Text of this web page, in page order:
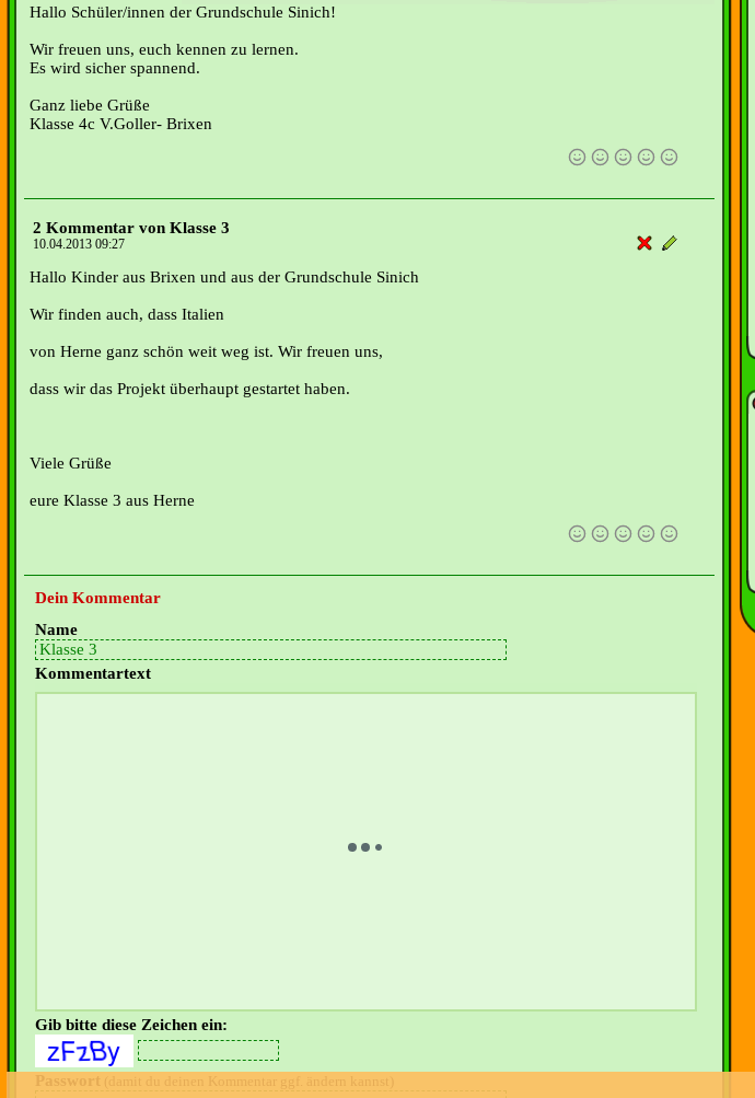
Hallo Schüler/innen der Grundschule Sinich!
Wir freuen uns, euch kennen zu lernen.
Es wird sicher spannend.
Ganz liebe Grüße
Klasse 4c V.Goller- Brixen
2 Kommentar von Klasse 3
10.04.2013 09:27
Hallo Kinder aus Brixen und aus der Grundschule Sinich
Wir finden auch, dass Italien
von Herne ganz schön weit weg ist. Wir freuen uns,
dass wir das Projekt überhaupt gestartet haben.
Viele Grüße
eure Klasse 3 aus Herne
Dein Kommentar
Name
Kommentartext
Gib bitte diese Zeichen ein:
Passwort (damit du deinen Kommentar ggf. ändern kannst)